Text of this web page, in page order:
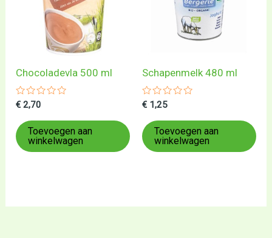
Chocoladevla 500 ml
Gewaardeerd
uit
5
€ 2,70
Toevoegen aan
winkelwagen
Schapenmelk 480 ml
Gewaardeerd
uit
5
€ 1,25
Toevoegen aan
winkelwagen